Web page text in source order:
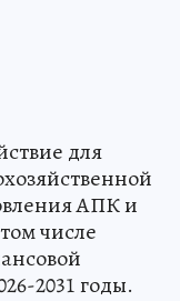
для
АПК и
числе
2031 годы.